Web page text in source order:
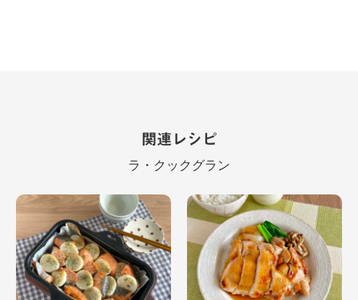
関連レシピ
ラ・クックグラン